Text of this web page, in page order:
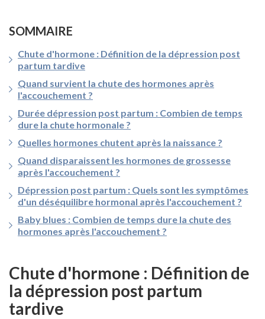
SOMMAIRE
Chute d'hormone : Définition de la dépression post
partum tardive
Quand survient la chute des hormones après
l'accouchement ?
Durée dépression post partum : Combien de temps
dure la chute hormonale ?
Quelles hormones chutent après la naissance ?
Quand disparaissent les hormones de grossesse
après l'accouchement ?
Dépression post partum : Quels sont les symptômes
d'un déséquilibre hormonal après l'accouchement ?
Baby blues : Combien de temps dure la chute des
hormones après l'accouchement ?
Chute d'hormone : Définition de
la dépression post partum
tardive